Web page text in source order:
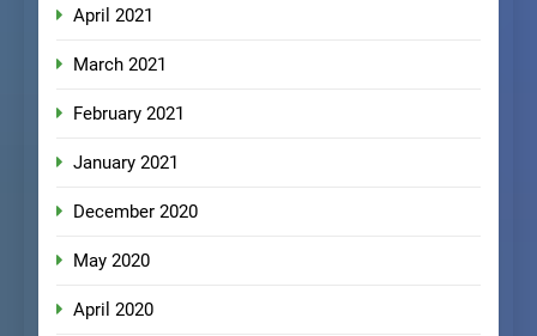
April 2021
March 2021
February 2021
January 2021
December 2020
May 2020
April 2020